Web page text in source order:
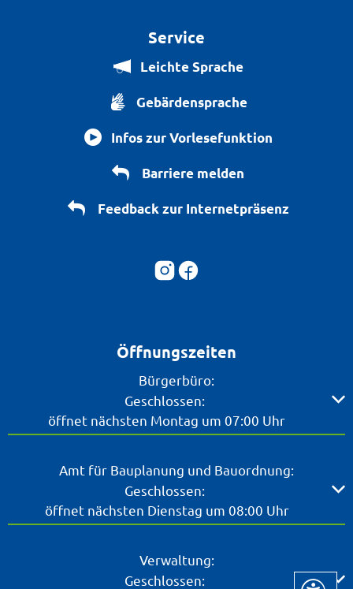
Service
Leichte Sprache
Gebärdensprache
Infos zur Vorlesefunktion
Barriere melden
Feedback zur Internetpräsenz
Öffnungszeiten
Bürgerbüro:
Klicken, um weitere Öffnungs- oder Schließzeiten
Geschlossen:
öffnet nächsten Montag um 07:00 Uhr
Amt für Bauplanung und Bauordnung:
Klicken, um weitere Öffnungs- oder Schließzeiten
Geschlossen:
öffnet nächsten Dienstag um 08:00 Uhr
Verwaltung:
Klicken, um weitere Öffnungs- oder Schließzeiten
Geschlossen: